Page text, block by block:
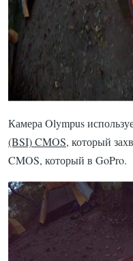
Камера Olympus
(BSI) CMOS, который
CMOS, который в GoPro.